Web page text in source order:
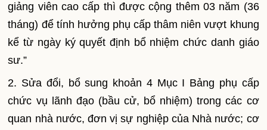
giảng viên cao cấp thì được cộng thêm 03 năm (36
tháng) đểtính hưởng phụ cấp thâm niên vượt khung
kể từ ngày ký quyết định bổ nhiệm chức danh giáo
sư.”
2. Sửa đổi, bổ sung khoản 4 Mục I Bảng phụ cấp
chức vụ lãnh đạo (bầu cử, bổ nhiệm) trong các cơ
quan nhà nước, đơn vị sự nghiệp của Nhà nước; cơ